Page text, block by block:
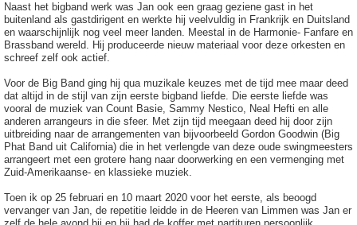
Naast het bigband werk was Jan ook een graag geziene gast in het
buitenland als gastdirigent en werkte hij veelvuldig in Frankrijk en Duitsland
en waarschijnlijk nog veel meer landen. Meestal in de Harmonie- Fanfare en
Brassband wereld. Hij produceerde nieuw materiaal voor deze orkesten en
schreef zelf ook actief.
Voor de Big Band ging hij qua muzikale keuzes met de tijd mee maar deed
dat altijd in de stijl van zijn eerste bigband liefde. Die eerste liefde was
vooral de muziek van Count Basie, Sammy Nestico, Neal Hefti en alle
anderen arrangeurs in die sfeer. Met zijn tijd meegaan deed hij door zijn
uitbreiding naar de arrangementen van bijvoorbeeld Gordon Goodwin (Big
Phat Band uit California) die in het verlengde van deze oude swingmeesters
arrangeert met een grotere hang naar doorwerking en een vermenging met
Zuid-Amerikaanse- en klassieke muziek.
Toen ik op 25 februari en 10 maart 2020 voor het eerste, als beoogd
vervanger van Jan, de repetitie leidde in de Heeren van Limmen was Jan er